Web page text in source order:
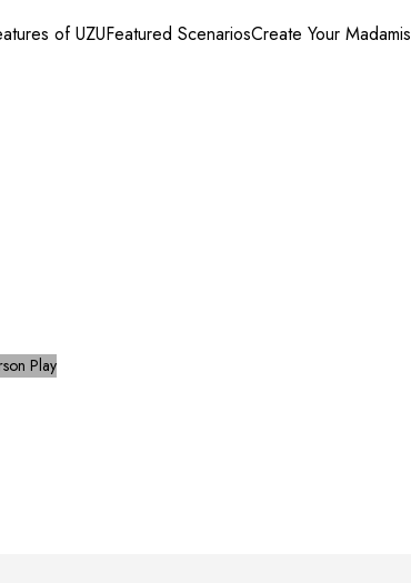
of UZUFeatured ScenariosCreate Your Madamis
Play